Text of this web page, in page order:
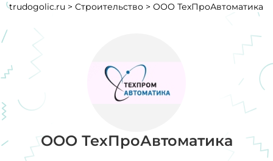
trudogolic.ru > Строительство > ООО ТехПроАвтоматика
ООО ТехПроАвтоматика